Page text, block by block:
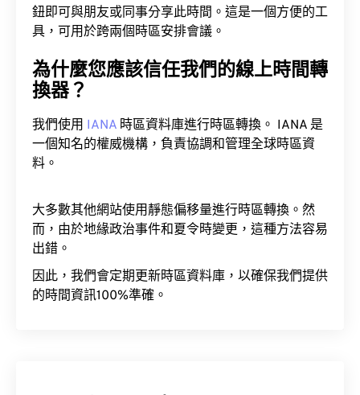
鈕即可與朋友或同事分享此時間。這是一個方便的工
具，可用於跨兩個時區安排會議。
為什麼您應該信任我們的線上時間轉
換器？
我們使用 IANA 時區資料庫進行時區轉換。 IANA 是
一個知名的權威機構，負責協調和管理全球時區資
料。
大多數其他網站使用靜態偏移量進行時區轉換。然
而，由於地緣政治事件和夏令時變更，這種方法容易
出錯。
因此，我們會定期更新時區資料庫，以確保我們提供
的時間資訊100%準確。